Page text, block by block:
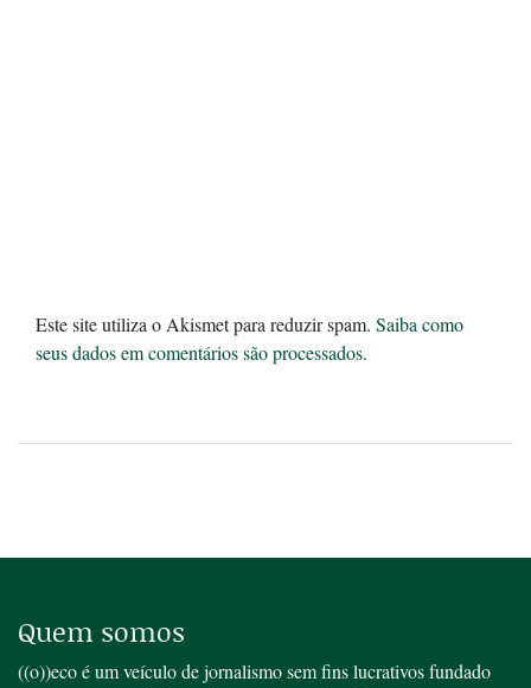
Este site utiliza o Akismet para reduzir spam. Saiba como
seus dados em comentários são processados.
Quem somos
((o))eco é um veículo de jornalismo sem fins lucrativos fundado